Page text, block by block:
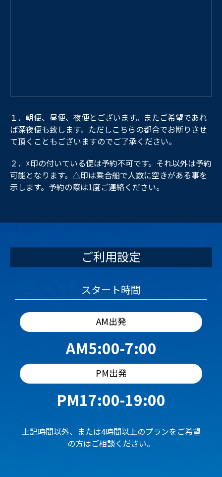
１．朝便、昼便、夜便とございます。またご希望であれ
ば深夜便も致します。ただしこちらの都合でお断りさせ
て頂くこともございますのでご了承ください。
２．☓印の付いている便は予約不可です。それ以外は予約
可能となります。△印は乗合船で人数に空きがある事を
示します。予約の際は1度ご連絡ください。
ご利用設定
スタート時間
AM出発
AM5:00-7:00
PM出発
PM17:00-19:00
上記時間以外、または4時間以上のプランをご希望
の方はご相談ください。